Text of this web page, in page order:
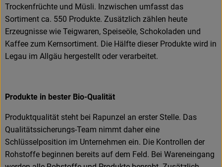
Trockenfrüchte und Müsli. Inzwischen umfasst das
Sortiment ca. 550 Produkte. Zusätzlich zählen heute
Erzeugnisse wie Teigwaren, Speiseöle, Schokoladen und
Kaffee zum Kernsortiment. Die Hälfte dieser Produkte wird in
Legau im Allgäu hergestellt oder verarbeitet.
Produkte in bester Bio-Qualität
Produktqualität steht bei Rapunzel an erster Stelle. Das
Qualitätssicherungs-Team nimmt daher eine
Schlüsselposition im Unternehmen ein. Die Kontrollen der
Rohstoffe beginnen bereits auf dem Feld. Bei Wareneingang